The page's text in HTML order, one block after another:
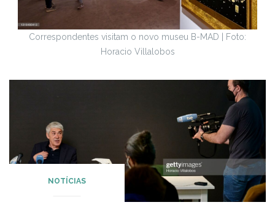
Correspondentes visitam o novo museu B-MAD | Foto:
Horacio Villalobos
NOTÍCIAS